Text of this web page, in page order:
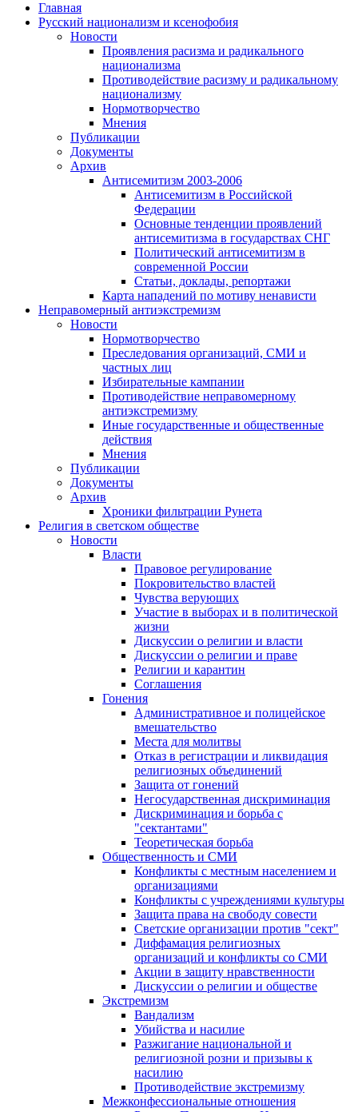
Главная
Русский национализм и ксенофобия
Новости
Проявления расизма и радикального
национализма
Противодействие расизму и радикальному
национализму
Нормотворчество
Мнения
Публикации
Документы
Архив
Антисемитизм 2003-2006
Антисемитизм в Российской
Федерации
Основные тенденции проявлений
антисемитизма в государствах СНГ
Политический антисемитизм в
современной России
Статьи, доклады, репортажи
Карта нападений по мотиву ненависти
Неправомерный антиэкстремизм
Новости
Нормотворчество
Преследования организаций, СМИ и
частных лиц
Избирательные кампании
Противодействие неправомерному
антиэкстремизму
Иные государственные и общественные
действия
Мнения
Публикации
Документы
Архив
Хроники фильтрации Рунета
Религия в светском обществе
Новости
Власти
Правовое регулирование
Покровительство властей
Чувства верующих
Участие в выборах и в политической
жизни
Дискуссии о религии и власти
Дискуссии о религии и праве
Религии и карантин
Соглашения
Гонения
Административное и полицейское
вмешательство
Места для молитвы
Отказ в регистрации и ликвидация
религиозных объединений
Защита от гонений
Негосударственная дискриминация
Дискриминация и борьба с
"сектантами"
Теоретическая борьба
Общественность и СМИ
Конфликты с местным населением и
организациями
Конфликты с учреждениями культуры
Защита права на свободу совести
Светские организации против "сект"
Диффамация религиозных
организаций и конфликты со СМИ
Акции в защиту нравственности
Дискуссии о религии и обществе
Экстремизм
Вандализм
Убийства и насилие
Разжигание национальной и
религиозной розни и призывы к
насилию
Противодействие экстремизму
Межконфессиональные отношения